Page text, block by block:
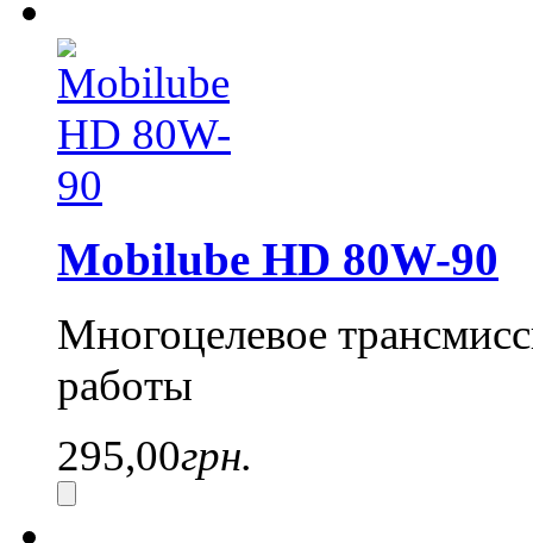
Mobilube HD 80W-90
Многоцелевое
работы
295,00грн.